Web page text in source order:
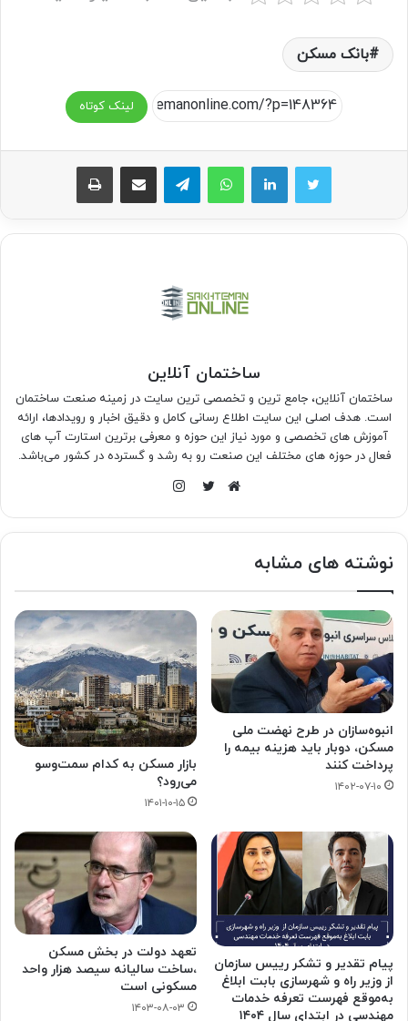
بانک مسکن
لینک کوتاه
واتس آپ تلگرام اشتراک گذاری از طریق ایمیل چاپ
ساختمان آنلاین
ساختمان آنلاین، جامع ترین و تخصصی ترین سایت در زمینه صنعت ساختمان
است. هدف اصلی این سایت اطلاع رسانی کامل و دقیق اخبار و رویدادها، ارائه
آموزش های تخصصی و مورد نیاز این حوزه و معرفی برترین استارت آپ های
فعال در حوزه های مختلف این صنعت رو به رشد و گسترده در کشور می‌باشد.
نوشته های مشابه
انبوه‌سازان در طرح نهضت ملی
مسکن، دوبار باید هزینه بیمه را
پرداخت کنند
۱۴۰۲-۰۷-۱۰
بازار مسکن به کدام سمت‌وسو
می‌رود؟
۱۴۰۱-۱۰-۱۵
پیام تقدیر و تشکر رییس سازمان
از وزیر راه و شهرسازی بابت ابلاغ
به‌موقع فهرست تعرفه خدمات
مهندسی در ابتدای سال ۱۴۰۴
تعهد دولت در بخش مسکن
،ساخت سالیانه سیصد هزار واحد
مسکونی است
۱۴۰۳-۰۸-۰۳